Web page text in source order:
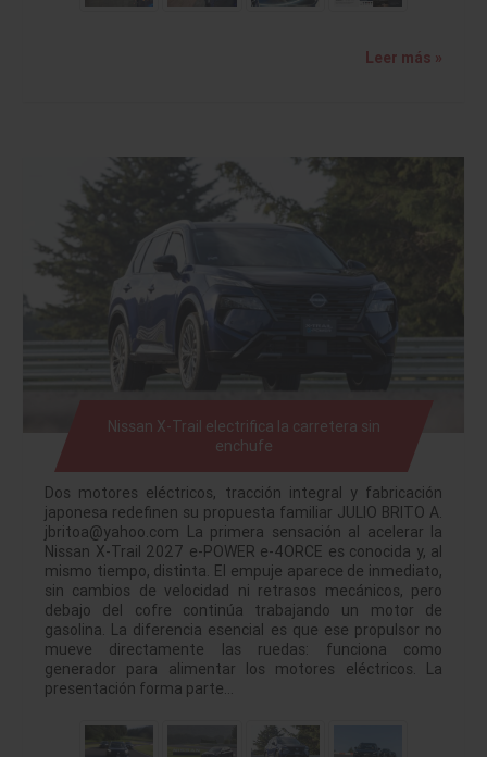
Leer más »
Nissan X-Trail electrifica la carretera sin
enchufe
Dos motores eléctricos, tracción integral y fabricación
japonesa redefinen su propuesta familiar JULIO BRITO A.
jbritoa@yahoo.com La primera sensación al acelerar la
Nissan X-Trail 2027 e-POWER e-4ORCE es conocida y, al
mismo tiempo, distinta. El empuje aparece de inmediato,
sin cambios de velocidad ni retrasos mecánicos, pero
debajo del cofre continúa trabajando un motor de
gasolina. La diferencia esencial es que ese propulsor no
mueve directamente las ruedas: funciona como
generador para alimentar los motores eléctricos. La
presentación forma parte…